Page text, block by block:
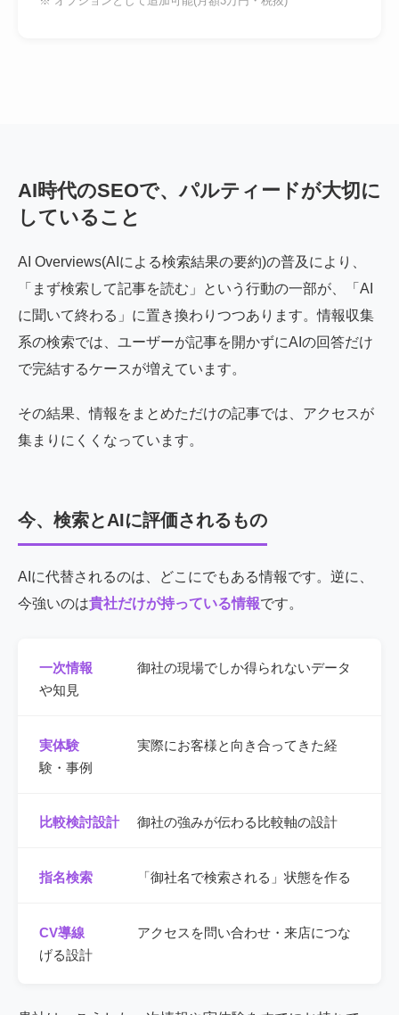
AI時代のSEOで、パルティードが大切に
していること
AI Overviews(AIによる検索結果の要約)の普及により、
「まず検索して記事を読む」という行動の一部が、「AI
に聞いて終わる」に置き換わりつつあります。情報収集
系の検索では、ユーザーが記事を開かずにAIの回答だけ
で完結するケースが増えています。
その結果、情報をまとめただけの記事では、アクセスが
集まりにくくなっています。
今、検索とAIに評価されるもの
AIに代替されるのは、どこにでもある情報です。逆に、
今強いのは貴社だけが持っている情報です。
一次情報
御社の現場でしか得られないデータ
や知見
実体験
実際にお客様と向き合ってきた経
験・事例
比較検討設計 御社の強みが伝わる比較軸の設計
指名検索 「御社名で検索される」状態を作る
CV導線
アクセスを問い合わせ・来店につな
げる設計